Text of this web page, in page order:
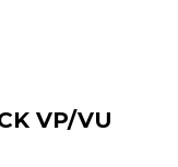
VP/VU